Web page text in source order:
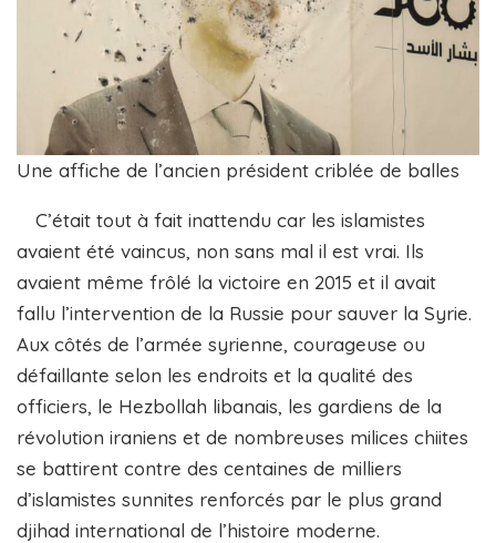
Une affiche de l’ancien président criblée de balles
C’était tout à fait inattendu car les islamistes
avaient été vaincus, non sans mal il est vrai. Ils
avaient même frôlé la victoire en 2015 et il avait
fallu l’intervention de la Russie pour sauver la Syrie.
Aux côtés de l’armée syrienne, courageuse ou
défaillante selon les endroits et la qualité des
officiers, le Hezbollah libanais, les gardiens de la
révolution iraniens et de nombreuses milices chiites
se battirent contre des centaines de milliers
d’islamistes sunnites renforcés par le plus grand
djihad international de l’histoire moderne.